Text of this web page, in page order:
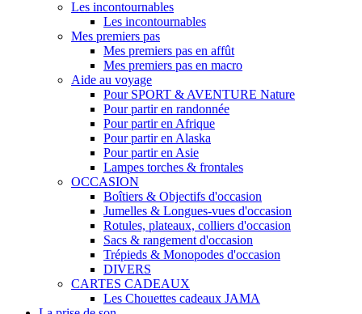
Les incontournables
Les incontournables
Mes premiers pas
Mes premiers pas en affût
Mes premiers pas en macro
Aide au voyage
Pour SPORT & AVENTURE Nature
Pour partir en randonnée
Pour partir en Afrique
Pour partir en Alaska
Pour partir en Asie
Lampes torches & frontales
OCCASION
Boîtiers & Objectifs d'occasion
Jumelles & Longues-vues d'occasion
Rotules, plateaux, colliers d'occasion
Sacs & rangement d'occasion
Trépieds & Monopodes d'occasion
DIVERS
CARTES CADEAUX
Les Chouettes cadeaux JAMA